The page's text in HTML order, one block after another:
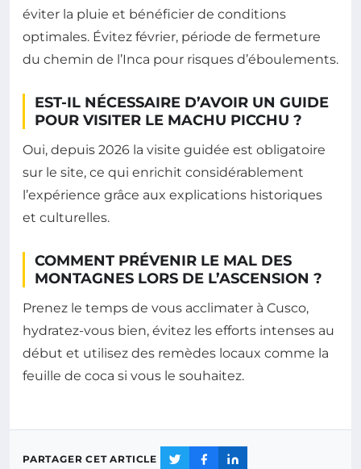
éviter la pluie et bénéficier de conditions
optimales. Évitez février, période de fermeture
du chemin de l’Inca pour risques d’éboulements.
EST-IL NÉCESSAIRE D’AVOIR UN GUIDE
POUR VISITER LE MACHU PICCHU ?
Oui, depuis 2026 la visite guidée est obligatoire
sur le site, ce qui enrichit considérablement
l’expérience grâce aux explications historiques
et culturelles.
COMMENT PRÉVENIR LE MAL DES
MONTAGNES LORS DE L’ASCENSION ?
Prenez le temps de vous acclimater à Cusco,
hydratez-vous bien, évitez les efforts intenses au
début et utilisez des remèdes locaux comme la
feuille de coca si vous le souhaitez.
PARTAGER CET ARTICLE